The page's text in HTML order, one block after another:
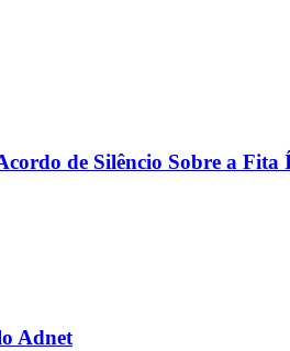
de Silêncio Sobre a Fita
Adnet